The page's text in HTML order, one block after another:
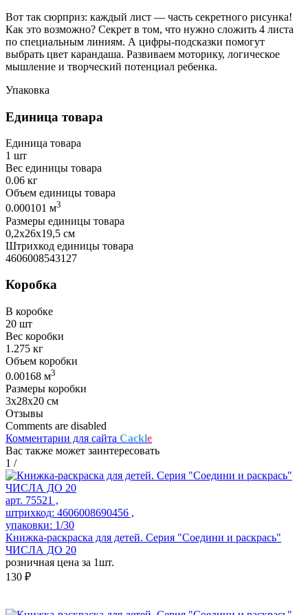
Вот так сюрприз: каждый лист — часть секретного рисунка!
Как это возможно? Секрет в том, что нужно сложить 4 листа
по специальным линиям. А цифры-подсказки помогут
выбрать цвет карандаша. Развиваем моторику, логическое
мышление и творческий потенциал ребенка.
Упаковка
Единица товара
Единица товара
1 шт
Вес единицы товара
0.06 кг
Объем единицы товара
0.000101 м3
Размеры единицы товара
0,2х26х19,5 см
Штрихкод единицы товара
4606008543127
Коробка
В коробке
20 шт
Вес коробки
1.275 кг
Объем коробки
0.00168 м3
Размеры коробки
3х28х20 см
Отзывы
Comments are disabled
Комментарии для сайта Cackle
Вас также может заинтересовать
1 /
арт. 75521 ,
штрихкод: 4606008690456 ,
упаковки: 1/30
Книжка-раскраска для детей. Серия "Соедини и раскрась"
ЧИСЛА ДО 20
розничная цена за 1шт.
130 ₽